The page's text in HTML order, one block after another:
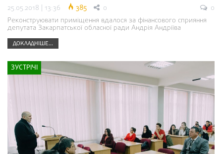
25.05.2018 | 13:36 385 0
0
Реконструювати приміщення вдалося за фінансового сприяння
депутата Закарпатської обласної ради Андрія Андріїва
ДОКЛАДНІШЕ...
ЗУСТРІЧІ